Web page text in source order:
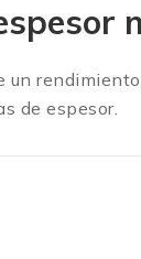
un
de espesor.